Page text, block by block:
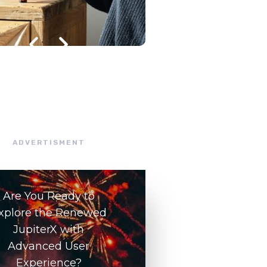
ADVERTISMENT
Are You Ready to
the Renewed
JupiterX with
Advanced User
Experience?